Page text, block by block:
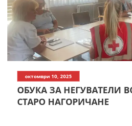
ИСТОРИЈАТ НА
ИСТОРИЈАТ НА
СТРУКТУРА И ОРГАНИЗАЦИОНА
октомври 10, 2025
ОБУКА ЗА НЕГУВАТЕЛИ
СТАРО НАГОРИЧАНЕ